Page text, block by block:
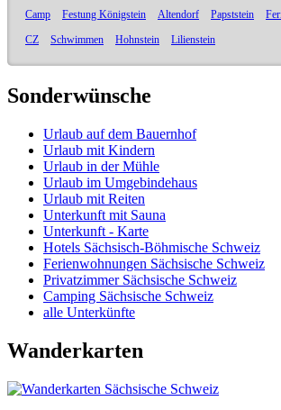
Camp Festung Königstein Altendorf Papststein
CZ
Schwimmen Hohnstein Lilienstein
Sonderwünsche
Urlaub auf dem Bauernhof
Urlaub mit Kindern
Urlaub in der Mühle
Urlaub im Umgebindehaus
Urlaub mit Reiten
Unterkunft mit Sauna
Unterkunft - Karte
Hotels Sächsisch-Böhmische Schweiz
Ferienwohnungen Sächsische Schweiz
Privatzimmer Sächsische Schweiz
Camping Sächsische Schweiz
alle Unterkünfte
Wanderkarten